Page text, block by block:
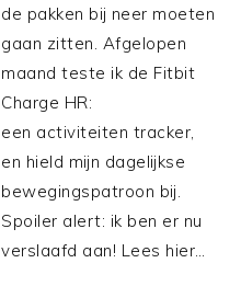
de pakken bij neer moeten
gaan zitten. Afgelopen
maand teste ik de Fitbit
Charge HR:
een activiteiten tracker,
en hield mijn dagelijkse
bewegingspatroon bij.
Spoiler alert: ik ben er nu
verslaafd aan! Lees hier…